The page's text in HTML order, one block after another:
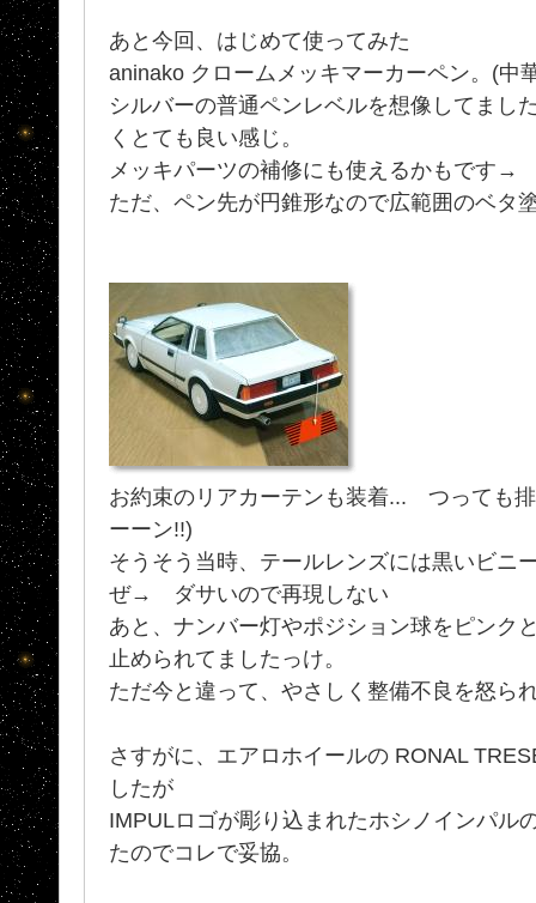
あと今回、はじめて使ってみた
aninako クロームメッキマーカーペン。(中
シルバーの普通ペンレベルを想像してまし
くとても良い感じ。
メッキパーツの補修にも使えるかもです→
ただ、ペン先が円錐形なので広範囲のベタ
お約束のリアカーテンも装着... つっても
ーーン!!)
そうそう当時、テールレンズには黒いビニ
ぜ→ ダサいので再現しない
あと、ナンバー灯やポジション球をピンク
止められてましたっけ。
ただ今と違って、やさしく整備不良を怒ら
さすがに、エアロホイールの RONAL
したが
IMPULロゴが彫り込まれたホシノインパル
たのでコレで妥協。